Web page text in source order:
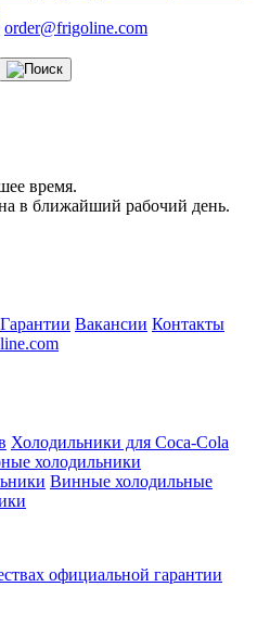
order@frigoline.com
время.
в ближайший рабочий день.
Гарантии Вакансии Контакты
Холодильники для Coca-Cola
холодильники
Винные холодильные
официальной гарантии